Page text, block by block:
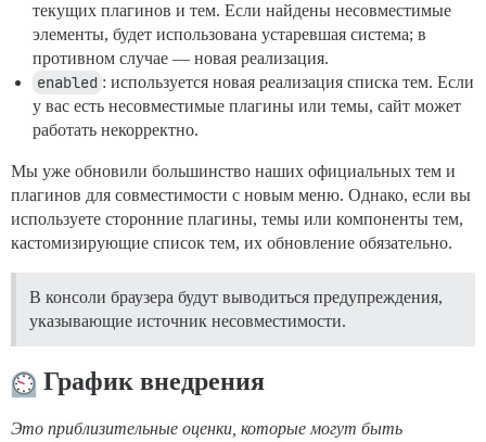
текущих плагинов и тем. Если найдены несовместимые
элементы, будет использована устаревшая система; в
противном случае — новая реализация.
enabled : используется новая реализация списка тем. Если
у вас есть несовместимые плагины или темы, сайт может
работать некорректно.
Мы уже обновили большинство наших официальных тем и
плагинов для совместимости с новым меню. Однако, если вы
используете сторонние плагины, темы или компоненты тем,
кастомизирующие список тем, их обновление обязательно.
В консоли браузера будут выводиться предупреждения,
указывающие источник несовместимости.
График внедрения
Это приблизительные оценки, которые могут быть